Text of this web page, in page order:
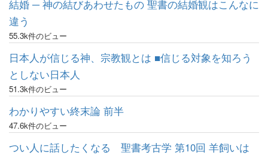
結婚 ─ 神の結びあわせたもの 聖書の結婚観はこんなに
違う
55.3k件のビュー
日本人が信じる神、宗教観とは ■信じる対象を知ろう
としない日本人
51.3k件のビュー
わかりやすい終末論 前半
47.6k件のビュー
つい人に話したくなる 聖書考古学 第10回 羊飼いは